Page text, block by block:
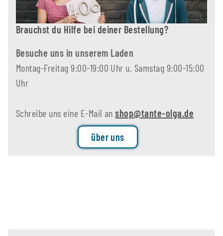
Brauchst du Hilfe bei deiner Bestellung?
Besuche uns in unserem Laden
Montag-Freitag 9:00-19:00 Uhr u. Samstag 9:00-15:00
Uhr
Schreibe uns eine E-Mail anshop@tante-olga.de
über uns